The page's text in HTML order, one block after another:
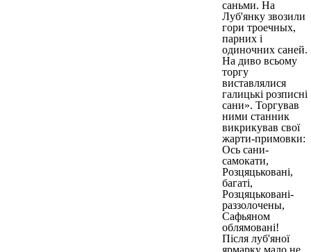
саньми. На
Луб'янку звозили
гори троечных,
парних і
одиночних саней.
На диво всьому
торгу
виставлялися
галицькі розписні
сани». Торгував
ними станник
викрикував свої
жарти-примовки:
Ось сани-
самокати,
Розцяцьковані,
багаті,
Розцяцьковані-
раззолочены,
Сафьяном
облямовані!
Після луб'яної
ярмарку мало не